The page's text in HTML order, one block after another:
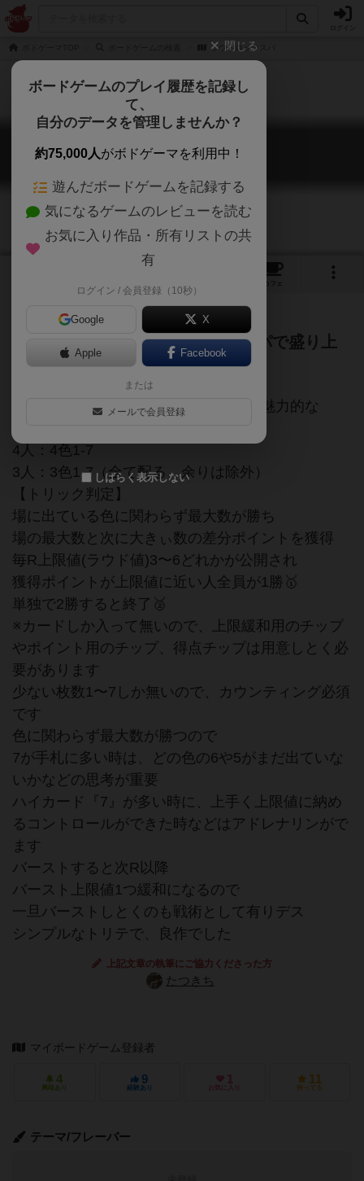
ラウドロックスパ
ラウドロックスパ
LOUD ROCK SPA
カフェ
ライブ後、興奮冷めやらぬままスパで盛り上
がるトリテ
シンプルなアート🎨とキャラメル箱が魅力的な
4人：4色1-7
3人：3色1-7（全て配る、余りは除外）
【トリック判定】
場に出ている色に関わらず最大数が勝ち
場の最大数と次に大きぃ数の差分ポイントを獲得
毎R上限値(ラウド値)3〜6どれかが公開され
獲得ポイントが上限値に近い人全員が1勝🥇
単独で2勝すると終了🥈
※カードしか入って無いので、上限緩和用のチップ
やポイント用のチップ、得点チップは用意しとく必
要があります
少ない枚数1〜7しか無いので、カウンティング必須
です
色に関わらず最大数が勝つので
7が手札に多い時は、どの色の6や5がまだ出ていな
いかなどの思考が重要
ハイカード『7』が多い時に、上手く上限値に納め
るコントロールができた時などはアドレナリンがで
ます
バーストすると次R以降
バースト上限値1つ緩和になるので
一旦バーストしとくのも戦術として有りデス
シンプルなトリテで、良作でした
上記文章の執筆にご協力くださった方
たつきち
マイボードゲーム登録者
4
興味あり
9
経験あり
1
お気に入り
11
持ってる
テーマ/フレーバー
閉じる
ボードゲームのプレイ履歴を記録し
て、
自分のデータを管理しませんか？
約75,000人がボドゲーマを利用中！
遊んだボードゲームを記録する
気になるゲームのレビューを読む
お気に入り作品・所有リストの共
有
ログイン / 会員登録（10秒）
Google X
Apple Facebook
または
メールで会員登録
しばらく表示しない